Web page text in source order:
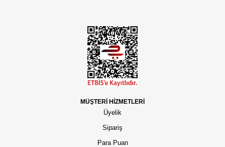
MÜŞTERİ HİZMETLERİ
Üyelik
Sipariş
Para Puan